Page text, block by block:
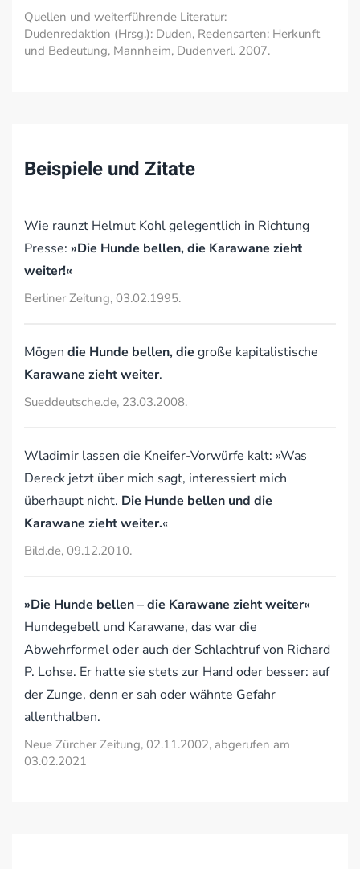
Quellen und weiterführende Literatur:
Dudenredaktion (Hrsg.): Duden, Redensarten: Herkunft
und Bedeutung, Mannheim, Dudenverl. 2007.
Beispiele und Zitate
Wie raunzt Helmut Kohl gelegentlich in Richtung
Presse: »Die Hunde bellen, die Karawane zieht
weiter!«
Berliner Zeitung, 03.02.1995.
Mögen die Hunde bellen, die große kapitalistische
Karawane zieht weiter.
Sueddeutsche.de, 23.03.2008.
Wladimir lassen die Kneifer-Vorwürfe kalt: »Was
Dereck jetzt über mich sagt, interessiert mich
überhaupt nicht. Die Hunde bellen und die
Karawane zieht weiter.«
Bild.de, 09.12.2010.
»Die Hunde bellen – die Karawane zieht weiter«
Hundegebell und Karawane, das war die
Abwehrformel oder auch der Schlachtruf von Richard
P. Lohse. Er hatte sie stets zur Hand oder besser: auf
der Zunge, denn er sah oder wähnte Gefahr
allenthalben.
Neue Zürcher Zeitung, 02.11.2002, abgerufen am
03.02.2021